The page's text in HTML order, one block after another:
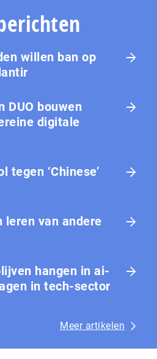
willen ban op
DUO bouwen
digitale
‘Chinese’
leren van andere
hangen in ai-
in tech-sector
Meer artikelen